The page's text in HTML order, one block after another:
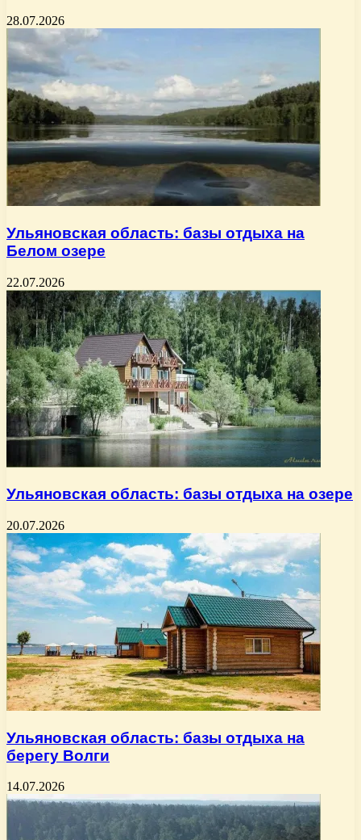
28.07.2026
Ульяновская область: базы отдыха на
Белом озере
22.07.2026
Ульяновская область: базы отдыха на озере
20.07.2026
Ульяновская область: базы отдыха на
берегу Волги
14.07.2026